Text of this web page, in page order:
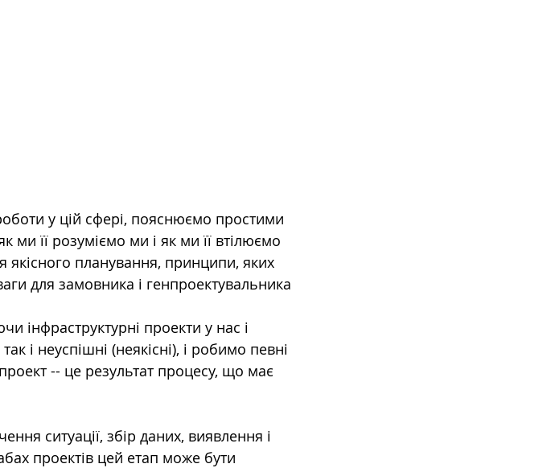
у цій сфері, пояснюємо простими
ми її розуміємо ми і як ми її втілюємо
якісного планування, принципи, яких
для замовника і генпроектувальника
інфраструктурні проекти у нас і
і неуспішні (неякісні), і робимо певні
-- це результат процесу, що має
ситуації, збір даних, виявлення і
проектів цей етап може бути